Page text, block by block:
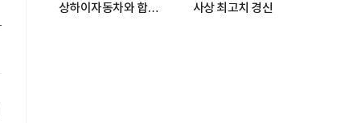
상하이자동차와 합작
사상 최고치 경신